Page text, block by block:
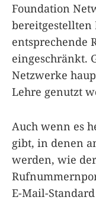
Foundation
bereitgestellten
entsprechende
eingeschränkt.
Netzwerke
Lehre genutzt
Auch wenn es
gibt, in denen
werden, wie
E-Mail-